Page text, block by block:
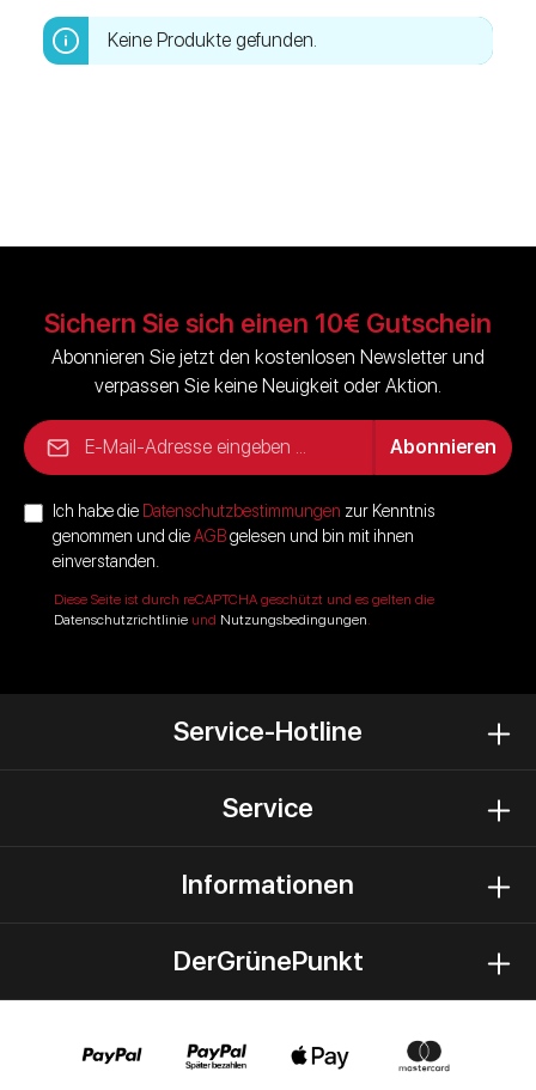
Keine Produkte gefunden.
Sichern Sie sich einen 10€ Gutschein
Abonnieren Sie jetzt den kostenlosen Newsletter und
verpassen Sie keine Neuigkeit oder Aktion.
E-Mail-Adresse*
Abonnieren
Ich habe die Datenschutzbestimmungen zur Kenntnis
genommen und dieAGBgelesen und bin mit ihnen
einverstanden.
Diese Seite ist durch reCAPTCHA geschützt und es gelten die
Datenschutzrichtlinie und Nutzungsbedingungen.
DerGrünePunkt
Service-Hotline
Service
Informationen